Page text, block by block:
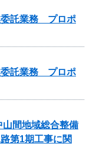
委託業務 プロポ
委託業務 プロポ
間地域総合整備
第1期工事に関